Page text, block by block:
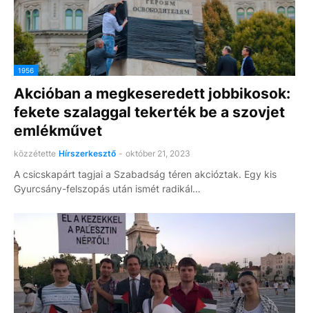
1956
Akcióban a megkeseredett jobbikosok:
fekete szalaggal tekerték be a szovjet
emlékművet
közzétette Hírszerkesztő - október 21, 2023
A csicskapárt tagjai a Szabadság téren akcióztak. Egy kis
Gyurcsány-felszopás után ismét radikál…